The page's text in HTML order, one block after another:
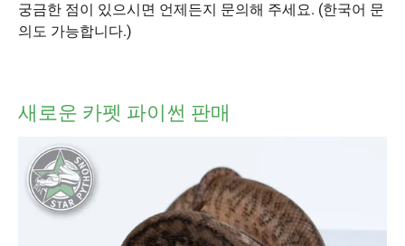
궁금한 점이 있으시면 언제든지 문의해 주세요. (한국어 문
의도 가능합니다.)
새로운 카펫 파이썬 판매